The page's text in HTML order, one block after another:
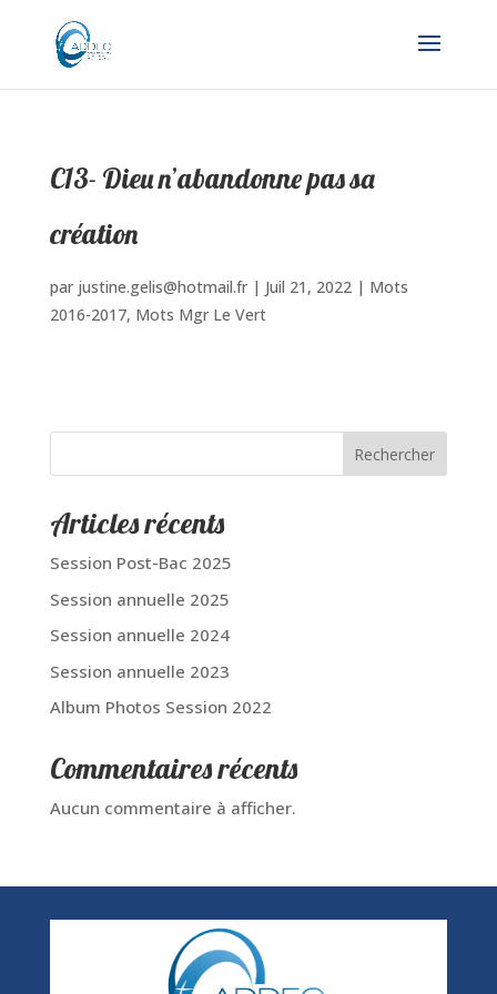
C13- Dieu n’abandonne pas sa
création
par justine.gelis@hotmail.fr| Juil 21, 2022| Mots
2016-2017, Mots Mgr Le Vert
Rechercher
Articles récents
Session Post-Bac 2025
Session annuelle 2025
Session annuelle 2024
Session annuelle 2023
Album Photos Session 2022
Commentaires récents
Aucun commentaire à afficher.